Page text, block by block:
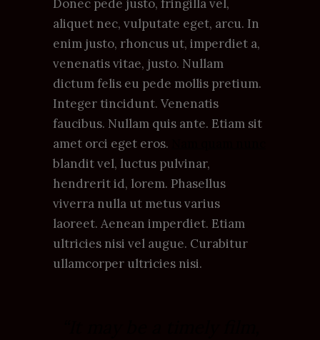
Donec pede justo, fringilla vel,
aliquet nec, vulputate eget, arcu. In
enim justo, rhoncus ut, imperdiet a,
venenatis vitae, justo. Nullam
dictum felis eu pede mollis pretium.
Integer tincidunt. Venenatis
faucibus. Nullam quis ante. Etiam sit
amet orci eget eros.
blandit vel, luctus pulvinar,
hendrerit id, lorem. Phasellus
viverra nulla ut metus varius
laoreet. Aenean imperdiet. Etiam
ultricies nisi vel augue. Curabitur
ullamcorper ultricies nisi.